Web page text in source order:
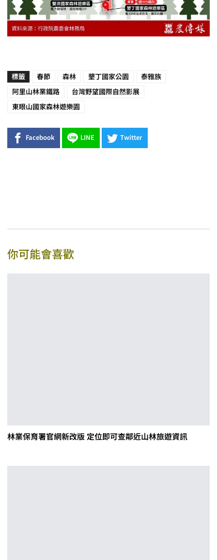
標籤 春節 森林 墾丁國家公園 泰雅族
阿里山林業鐵路 台灣野望國際自然影展
東眼山國家森林遊樂園
Facebook LINE Twitter
你可能會喜歡
林業保育署官網新改版 定位即可查鄰近山林旅遊資訊